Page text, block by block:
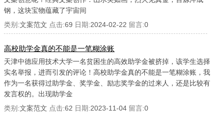
钢，这块宝物蕴藏了宇宙间
类别:文案范文 点击:69 日期:2024-02-22 留言:0
高校助学金真的不能是一笔糊涂账
天津中德应用技术大学一名贫困生的高效助学金被挤掉，该学生选择
实名举报，进而引发的评论！高校助学金真的不能是一笔糊涂账，我
作为一名获得过助学金、奖学金、励志奖学金的过来人，还是比较有
发言权的。出现助学金
类别:文案范文 点击:62 日期:2023-11-04 留言:0